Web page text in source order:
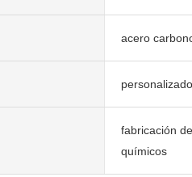
acero
personalizado
fabricación
químicos